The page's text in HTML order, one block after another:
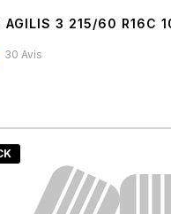
AGILIS 3 215/60 R16C
30 Avis